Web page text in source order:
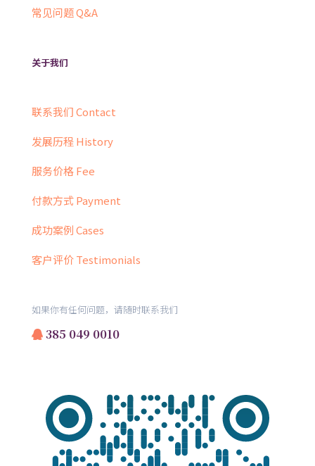
常见问题 Q&A
关于我们
联系我们 Contact
发展历程 History
服务价格 Fee
付款方式 Payment
成功案例 Cases
客户评价 Testimonials
如果你有任何问题，请随时联系我们
385 049 0010